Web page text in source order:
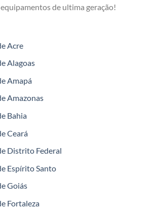
de ultima geração!
Acre
Alagoas
Amapá
Amazonas
Bahia
Ceará
Distrito Federal
Espírito Santo
Goiás
Fortaleza